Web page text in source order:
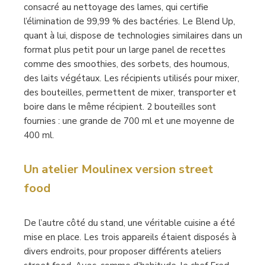
consacré au nettoyage des lames, qui certifie
l’élimination de 99,99 % des bactéries. Le Blend Up,
quant à lui, dispose de technologies similaires dans un
format plus petit pour un large panel de recettes
comme des smoothies, des sorbets, des houmous,
des laits végétaux. Les récipients utilisés pour mixer,
des bouteilles, permettent de mixer, transporter et
boire dans le même récipient. 2 bouteilles sont
fournies : une grande de 700 ml et une moyenne de
400 ml.
Un atelier Moulinex version street
food
De l’autre côté du stand, une véritable cuisine a été
mise en place. Les trois appareils étaient disposés à
divers endroits, pour proposer différents ateliers